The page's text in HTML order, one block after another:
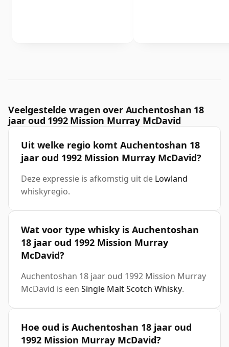
Veelgestelde vragen over Auchentoshan 18
jaar oud 1992 Mission Murray McDavid
Uit welke regio komt Auchentoshan 18
jaar oud 1992 Mission Murray McDavid?
Deze expressie is afkomstig uit de Lowland
whiskyregio.
Wat voor type whisky is Auchentoshan
18 jaar oud 1992 Mission Murray
McDavid?
Auchentoshan 18 jaar oud 1992 Mission Murray
McDavid is een Single Malt Scotch Whisky.
Hoe oud is Auchentoshan 18 jaar oud
1992 Mission Murray McDavid?